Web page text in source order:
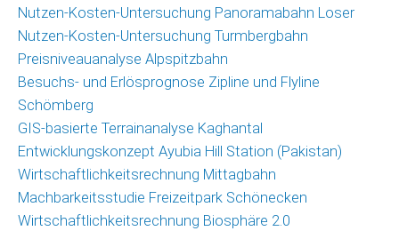
Nachrichten
Nachrichtenarchiv
Team
Christoph
Schrahe
Lukas
Melzer
Nutzen-Kosten-Untersuchung Panoramabahn Loser
Nutzen-Kosten-Untersuchung Turmbergbahn
Preisniveauanalyse Alpspitzbahn
Besuchs- und Erlösprognose Zipline und Flyline
Schömberg
GIS-basierte Terrainanalyse Kaghantal
Entwicklungskonzept Ayubia Hill Station (Pakistan)
Wirtschaftlichkeitsrechnung Mittagbahn
Machbarkeitsstudie Freizeitpark Schönecken
Wirtschaftlichkeitsrechnung Biosphäre 2.0